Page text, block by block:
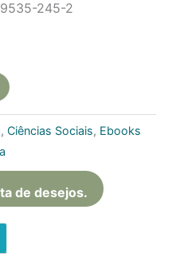
245-2
, Ciências Sociais, Ebooks
de desejos.